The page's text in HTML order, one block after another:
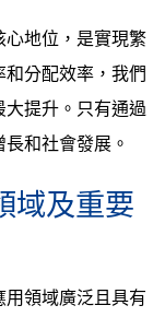
地位，是實現繁
分配效率，我們
提升。只有通過
和社會發展。
域及重要
領域廣泛且具有